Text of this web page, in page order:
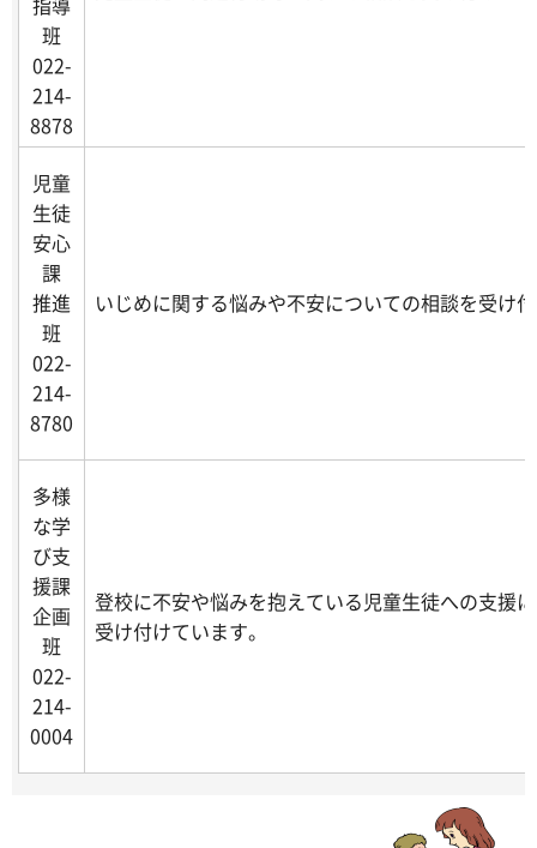
班
022-
214-
8878
児童
生徒
安心
課
推進
班
022-
214-
8780
いじめに関する悩みや不安についての相談を受け
多様
な学
び支
援課
企画
班
022-
214-
0004
登校に不安や悩みを抱えている児童生徒への支援
受け付けています。